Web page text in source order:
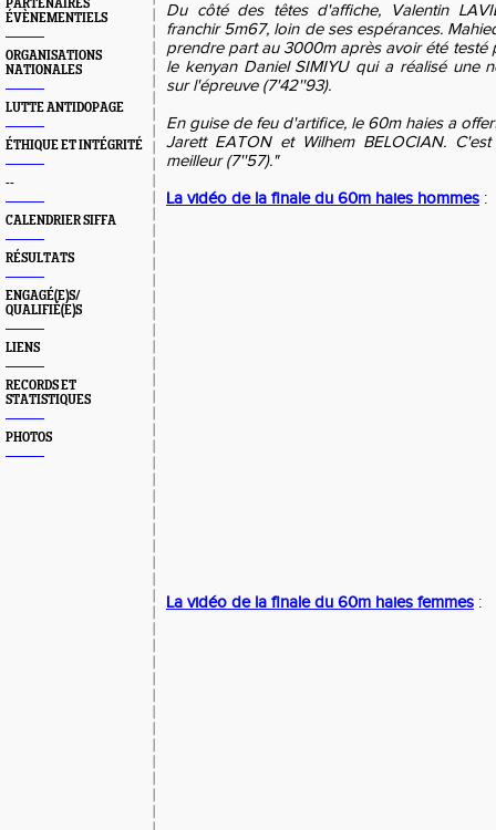
PARTENAIRES
ÉVÈNEMENTIELS
ORGANISATIONS
NATIONALES
LUTTE ANTIDOPAGE
ÉTHIQUE ET INTÉGRITÉ
--
CALENDRIER SIFFA
RÉSULTATS
ENGAGÉ(E)S/
QUALIFIÉ(E)S
LIENS
RECORDS ET
STATISTIQUES
PHOTOS
Du côté des têtes d'affiche, Valentin
franchir 5m67, loin de ses espérances.
prendre part au 3000m après avoir été testé
le kenyan Daniel SIMIYU qui a réalisé une
sur l'épreuve (7'42''93).
En guise de feu d'artifice, le 60m haies a
Jarett EATON et Wilhem BELOCIAN.
meilleur (7''57)."
La vidéo de la finale du 60m haies hommes :
La vidéo de la finale du 60m haies femmes :